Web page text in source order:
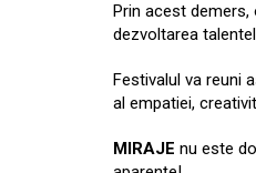
Prin acest demers,
dezvoltarea
Festivalul va reuni
al empatiei,
MIRAJE nu este